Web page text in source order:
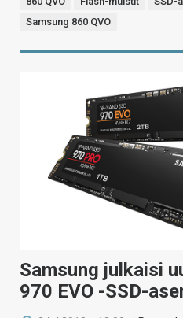
Samsung 860 QVO
Samsung julkaisi
970 EVO -SSD-